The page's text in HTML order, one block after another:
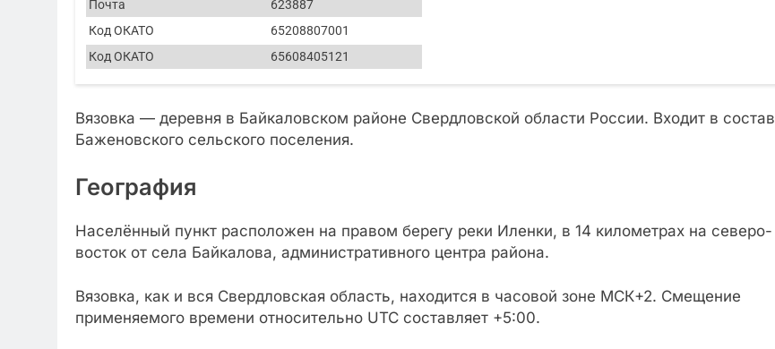
Почта
623887
Код ОКАТО
65208807001
Код ОКАТО
65608405121
Вязовка — деревня в Байкаловском районе Свердловской области России. Входит в состав
Баженовского сельского поселения.
География
Населённый пункт расположен на правом берегу реки Иленки, в 14 километрах на северо-
восток от села Байкалова, административного центра района.
Вязовка, как и вся Свердловская область, находится в часовой зоне МСК+2. Смещение
применяемого времени относительно UTC составляет +5:00.